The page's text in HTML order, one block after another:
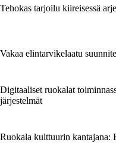
Tehokas tarjoilu kiireisessä
Vakaa elintarvikelaatu
Digitaaliset ruokalat
järjestelmät
Ruokala kulttuurin kantajana: